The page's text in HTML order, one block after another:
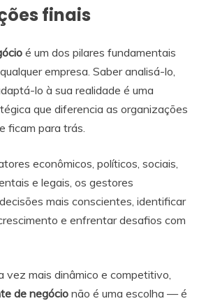
finais
é um dos pilares fundamentais
empresa. Saber analisá-lo,
lo à sua realidade é uma
que diferencia as organizações
ficam para trás.
econômicos, políticos, sociais,
e legais, os gestores
mais conscientes, identificar
e enfrentar desafios com
vez mais dinâmico e competitivo,
de negócio não é uma escolha — é